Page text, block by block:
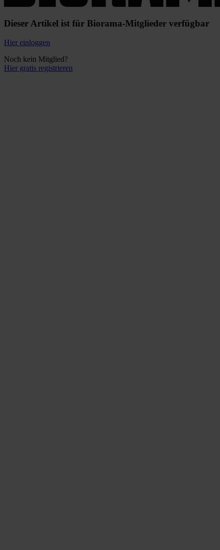
Dieser Artikel ist für Biorama-Mitglieder verfügbar
Hier einloggen
Noch kein Mitglied?
Hier gratis registrieren